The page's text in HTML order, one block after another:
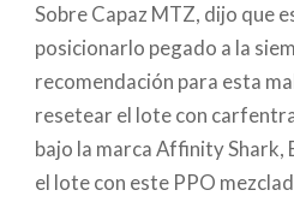
Sobre Capaz MTZ, dijo que
posicionarlo pegado a la
recomendación para esta
resetear el lote con
bajo la marca Affinity Shark,
el lote con este PPO